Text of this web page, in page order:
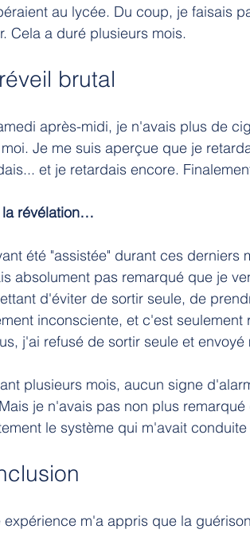
au lycée. Du coup, je faisais
Cela a duré plusieurs mois.
brutal
après-midi, je n'avais plus de
Je me suis aperçue que je
et je retardais encore.
la révélation…
été "assistée" durant ces
absolument pas remarqué que je
d'éviter de sortir seule, de
inconsciente, et c'est
j'ai refusé de sortir seule et
plusieurs mois, aucun signe
je n'avais pas non plus
le système qui m'avait
expérience m'a appris que la